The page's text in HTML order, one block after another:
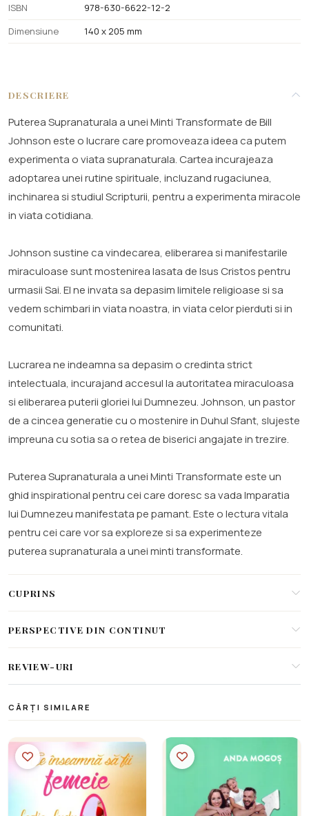
ISBN
978-630-6622-12-2
Dimensiune
140 x 205 mm
DESCRIERE
Puterea Supranaturala a unei Minti Transformate de Bill
Johnson este o lucrare care promoveaza ideea ca putem
experimenta o viata supranaturala. Cartea incurajeaza
adoptarea unei rutine spirituale, incluzand rugaciunea,
inchinarea si studiul Scripturii, pentru a experimenta miracole
in viata cotidiana.
Johnson sustine ca vindecarea, eliberarea si manifestarile
miraculoase sunt mostenirea lasata de Isus Cristos pentru
urmasii Sai. El ne invata sa depasim limitele religioase si sa
vedem schimbari in viata noastra, in viata celor pierduti si in
comunitati.
Lucrarea ne indeamna sa depasim o credinta strict
intelectuala, incurajand accesul la autoritatea miraculoasa
si eliberarea puterii gloriei lui Dumnezeu. Johnson, un pastor
de a cincea generatie cu o mostenire in Duhul Sfant, slujeste
impreuna cu sotia sa o retea de biserici angajate in trezire.
Puterea Supranaturala a unei Minti Transformate este un
ghid inspirational pentru cei care doresc sa vada Imparatia
lui Dumnezeu manifestata pe pamant. Este o lectura vitala
pentru cei care vor sa exploreze si sa experimenteze
puterea supranaturala a unei minti transformate.
CUPRINS
PERSPECTIVE DIN CONTINUT
REVIEW-URI
CĂRȚI SIMILARE